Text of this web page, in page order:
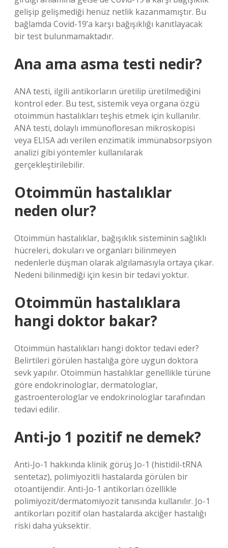
gelişip gelişmediği henüz netlik kazanmamıştır. Bu
bağlamda Covid-19’a karşı bağışıklığı kanıtlayacak
bir test bulunmamaktadır.
Ana ama asma testi nedir?
ANA testi, ilgili antikorların üretilip üretilmediğini
kontrol eder. Bu test, sistemik veya organa özgü
otoimmün hastalıkları teşhis etmek için kullanılır.
ANA testi, dolaylı immünofloresan mikroskopisi
veya ELISA adı verilen enzimatik immünabsorpsiyon
analizi gibi yöntemler kullanılarak
gerçekleştirilebilir.
Otoimmün hastalıklar
neden olur?
Otoimmün hastalıklar, bağışıklık sisteminin sağlıklı
hücreleri, dokuları ve organları bilinmeyen
nedenlerle düşman olarak algılamasıyla ortaya çıkar.
Nedeni bilinmediği için kesin bir tedavi yoktur.
Otoimmün hastalıklara
hangi doktor bakar?
Otoimmün hastalıkları hangi doktor tedavi eder?
Belirtileri görülen hastalığa göre uygun doktora
sevk yapılır. Otoimmün hastalıklar genellikle türüne
göre endokrinologlar, dermatologlar,
gastroenterologlar ve endokrinologlar tarafından
tedavi edilir.
Anti-jo 1 pozitif ne demek?
Anti-Jo-1 hakkında klinik görüş Jo-1 (histidil-tRNA
sentetaz), polimiyozitli hastalarda görülen bir
otoantijendir. Anti-Jo-1 antikorları özellikle
polimiyozit/dermatomiyozit tanısında kullanılır. Jo-1
antikorları pozitif olan hastalarda akciğer hastalığı
riski daha yüksektir.